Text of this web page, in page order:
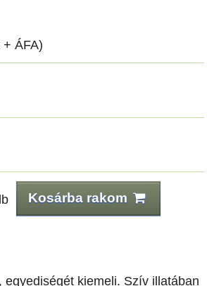
+ ÁFA)
Kosárba rakom
egyediségét kiemeli. Szív illatában